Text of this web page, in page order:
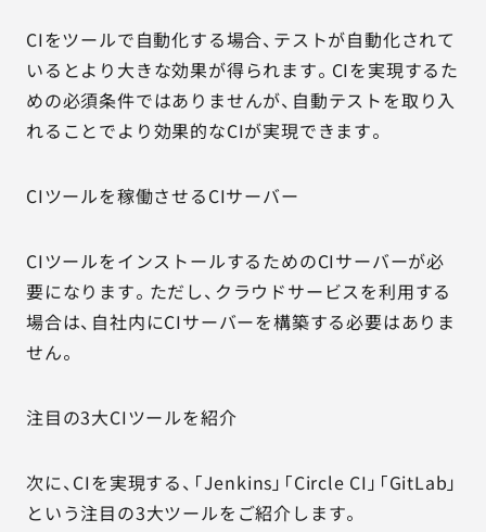
CIをツールで自動化する場合、テストが自動化されて
いるとより大きな効果が得られます。CIを実現するた
めの必須条件ではありませんが、自動テストを取り入
れることでより効果的なCIが実現できます。
CIツールを稼働させるCIサーバー
CIツールをインストールするためのCIサーバーが必
要になります。ただし、クラウドサービスを利用する
場合は、自社内にCIサーバーを構築する必要はありま
せん。
注目の3大CIツールを紹介
次に、CIを実現する、「Jenkins」「Circle CI」「GitLab」
という注目の3大ツールをご紹介します。